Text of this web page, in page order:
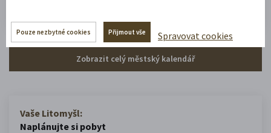
Zobrazit celý městský kalendář
Vaše Litomyšl:
Naplánujte si pobyt
Pouze nezbytné cookies Přijmout vše Spravovat cookies